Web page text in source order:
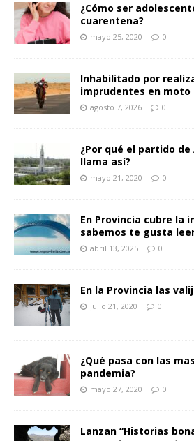
¿Cómo ser
cuarentena?
mayo 25, 2020 0
Inhabilitado por
imprudentes en moto
agosto 7, 2026 0
¿Por qué el partido
llama así?
mayo 21, 2020 0
En Provincia cubre la
sabemos te gusta
abril 13, 2025 0
En la Provincia las
julio 21, 2020 0
¿Qué pasa con las
pandemia?
mayo 27, 2020 0
Lanzan “Historias